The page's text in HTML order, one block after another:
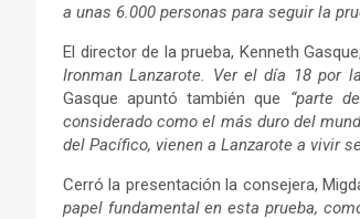
a unas 6.000 personas para seguir la
El director de la prueba, Kenneth
Ironman Lanzarote. Ver el día 18 por
Gasque apuntó también que “parte
considerado como el más duro del
del Pacífico, vienen a Lanzarote a vivir
Cerró la presentación la consejera,
papel fundamental en esta prueba,